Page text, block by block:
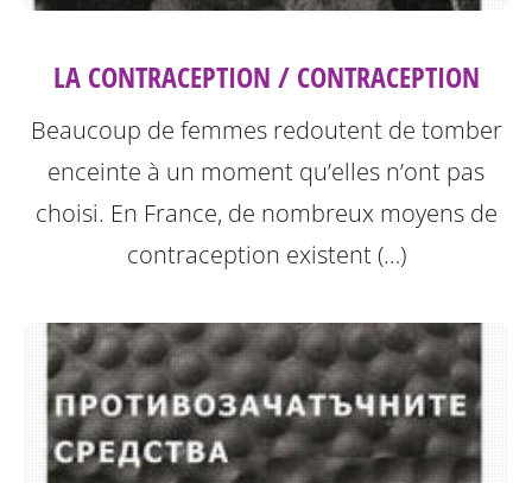
LA CONTRACEPTION / CONTRACEPTION
Beaucoup de femmes redoutent de tomber
enceinte à un moment qu’elles n’ont pas
choisi. En France, de nombreux moyens de
contraception existent (…)